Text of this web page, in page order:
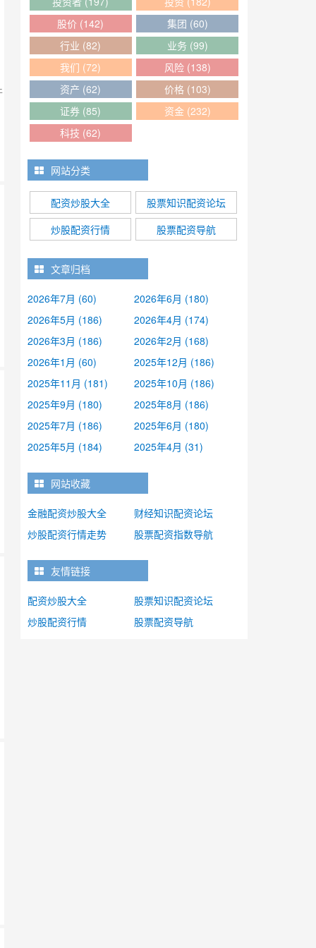
股价 (142) 集团 (60)
行业 (82) 业务 (99)
我们 (72) 风险(138)
资产 (62) 价格(103)
证券 (85) 资金(232)
科技 (62)
网站分类
配资炒股大全
股票知识配资论坛
炒股配资行情
股票配资导航
文章归档
2026年7月 (60)
2026年6月 (180)
2026年5月 (186)
2026年4月 (174)
2026年3月 (186)
2026年2月 (168)
2026年1月 (60)
2025年12月 (186)
2025年11月 (181)
2025年10月 (186)
2025年9月 (180)
2025年8月 (186)
2025年7月 (186)
2025年6月 (180)
2025年5月 (184)
2025年4月 (31)
网站收藏
金融配资炒股大全
财经知识配资论坛
炒股配资行情走势
股票配资指数导航
友情链接
配资炒股大全
股票知识配资论坛
炒股配资行情
股票配资导航